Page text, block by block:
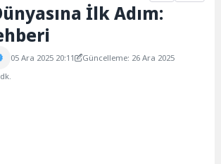
İlk Adım:
05 Ara 2025 20:11
Güncelleme: 26 Ara 2025